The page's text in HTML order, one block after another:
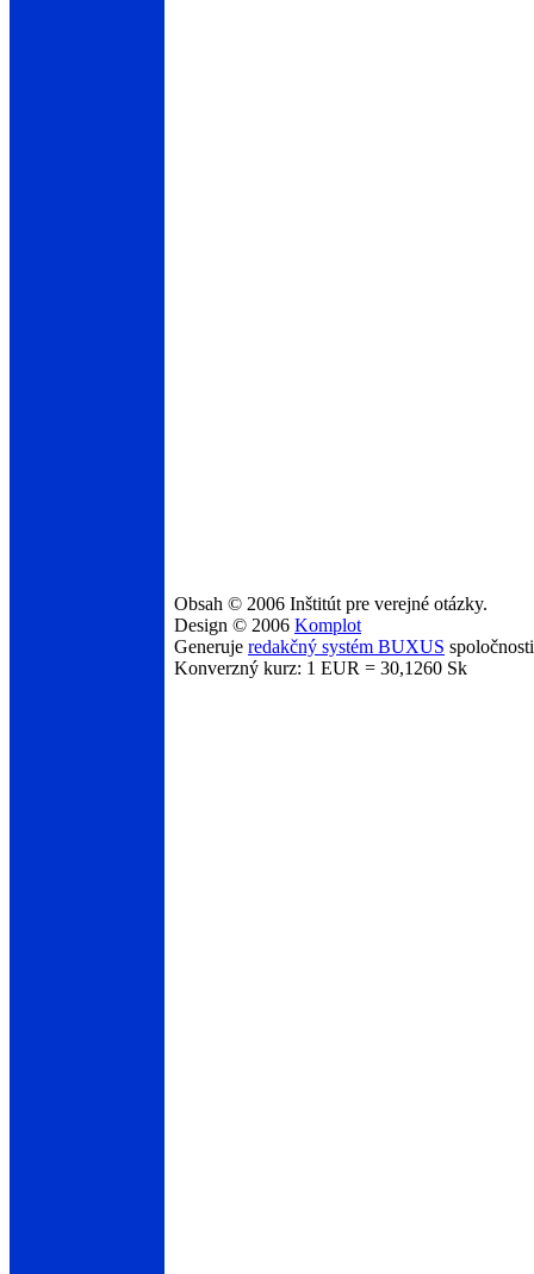
Obsah © 2006 Inštitút pre verejné otázky.
Design © 2006 Komplot
Generuje redakčný systém BUXUS
Konverzný kurz: 1 EUR = 30,1260 Sk